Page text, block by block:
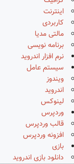
اینترنت
کاربردی
مالتی مدیا
برنامه نویسی
نرم افزار اندروید
سیستم عامل
ویندوز
اندروید
لینوکس
وردپرس
قالب وردپرس
افزونه وردپرس
بازی
دانلود بازی اندروید